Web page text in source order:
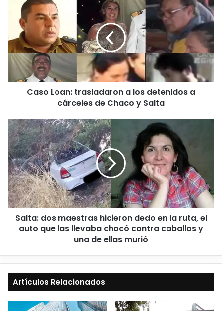
Caso Loan: trasladaron a los detenidos a
cárceles de Chaco y Salta
Salta: dos maestras hicieron dedo en la ruta, el
auto que las llevaba chocó contra caballos y
una de ellas murió
Artículos Relacionados